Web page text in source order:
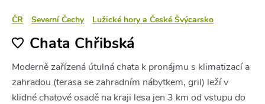
ČR Severní Čechy Lužické hory a České Švýcarsko
Chata Chřibská
Moderně zařízená útulná chata k pronájmu s klimatizací a
zahradou (terasa se zahradním nábytkem, gril) leží v
klidné chatové osadě na kraji lesa jen 3 km od vstupu do